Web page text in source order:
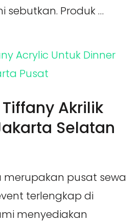
sebutkan. Produk …
Akrilik
Selatan
merupakan pusat sewa
terlengkap di
menyediakan